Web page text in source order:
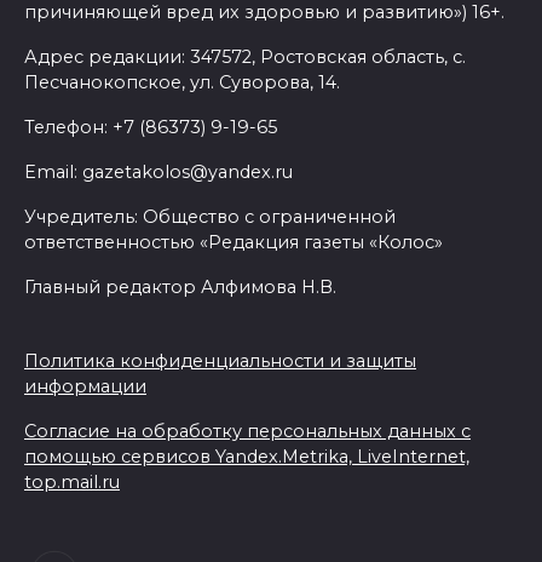
причиняющей вред их здоровью и развитию») 16+.
Адрес редакции: 347572, Ростовская область, с.
Песчанокопское, ул. Суворова, 14.
Телефон: +7 (86373) 9-19-65
Email: gazetakolos@yandex.ru
Учредитель: Общество с ограниченной
ответственностью «Редакция газеты «Колос»
Главный редактор Алфимова Н.В.
Политика конфиденциальности и защиты
информации
Согласие на обработку персональных данных с
помощью сервисов Yandex.Metrika, LiveInternet,
top.mail.ru